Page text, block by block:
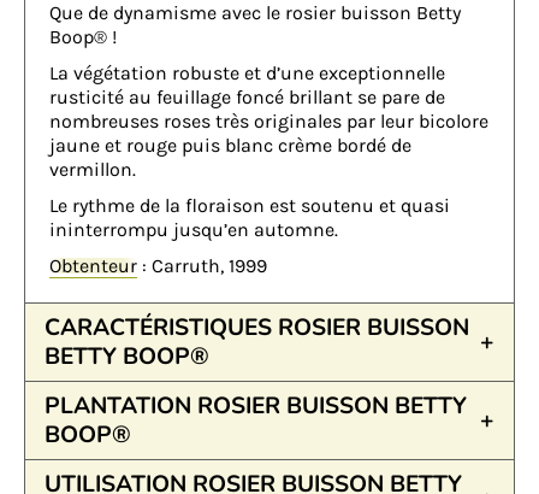
Que de dynamisme avec le rosier buisson Betty
Boop® !
La végétation robuste et d’une exceptionnelle
rusticité au feuillage foncé brillant se pare de
nombreuses roses très originales par leur bicolore
jaune et rouge puis blanc crème bordé de
vermillon.
Le rythme de la floraison est soutenu et quasi
ininterrompu jusqu’en automne.
Obtenteur : Carruth, 1999
CARACTÉRISTIQUES ROSIER BUISSON
BETTY BOOP®
PLANTATION ROSIER BUISSON BETTY
BOOP®
UTILISATION ROSIER BUISSON BETTY